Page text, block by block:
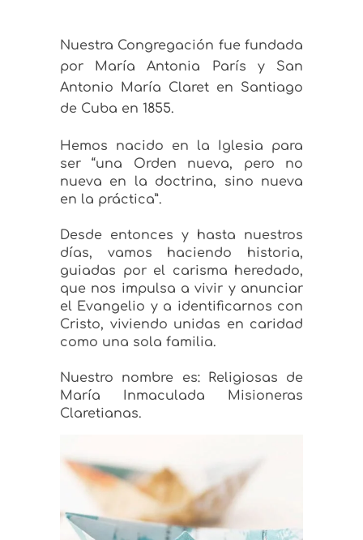
Nuestra Congregación fue fundada
por María Antonia París y San
Antonio María Claret en Santiago
de Cuba en 1855.
Hemos nacido en la Iglesia para
ser “una Orden nueva, pero no
nueva en la doctrina, sino nueva
en la práctica”.
Desde entonces y hasta nuestros
días, vamos haciendo historia,
guiadas por el carisma heredado,
que nos impulsa a vivir y anunciar
el Evangelio y a identificarnos con
Cristo, viviendo unidas en caridad
como una sola familia.
Nuestro nombre es: Religiosas de
María Inmaculada Misioneras
Claretianas.